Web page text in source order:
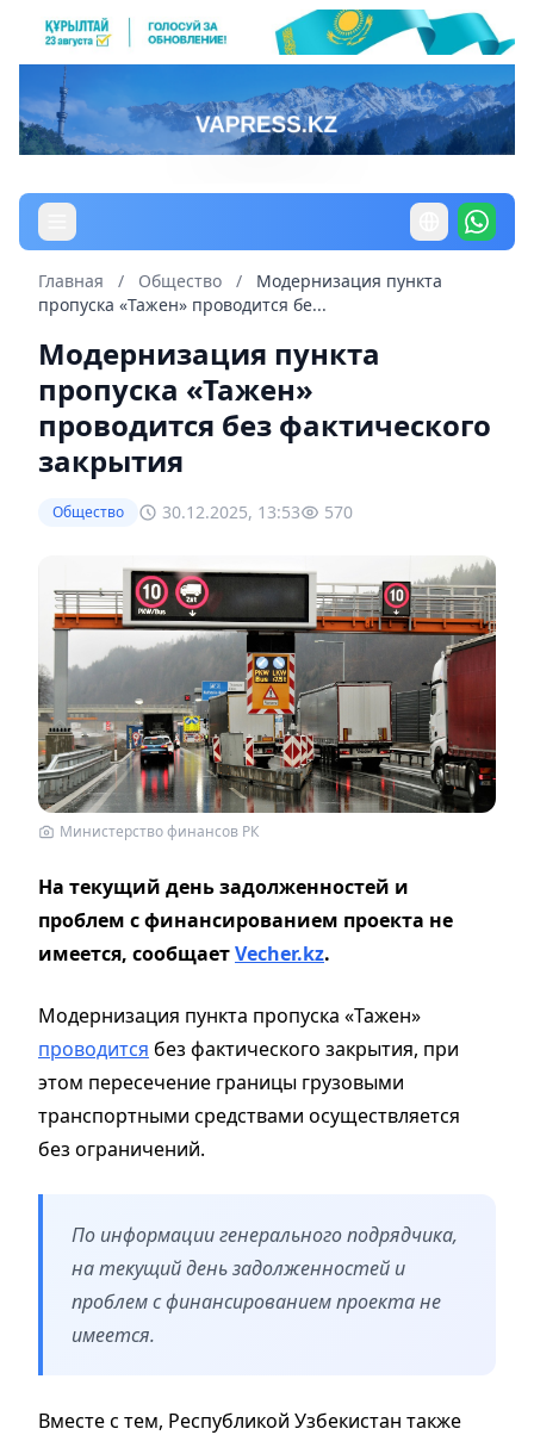
Главная / Общество /
Модернизация пункта
пропуска «Тажен» проводится бе...
Модернизация пункта
пропуска «Тажен»
проводится без фактического
закрытия
Общество 30.12.2025, 13:53 570
Министерство финансов РК
На текущий день задолженностей и
проблем с финансированием проекта не
имеется, сообщаетVecher.kz.
Модернизация пункта пропуска «Тажен»
проводится без фактического закрытия, при
этом пересечение границы грузовыми
транспортными средствами осуществляется
без ограничений.
По информации генерального подрядчика,
на текущий день задолженностей и
проблем с финансированием проекта не
имеется.
Вместе с тем, Республикой Узбекистан также